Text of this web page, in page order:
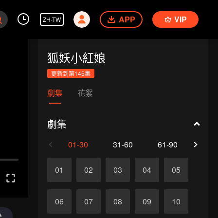
ZH-TW APP VIP
狐妖小紅娘
更新到第145集
劇集 花絮
劇集
01-30 31-60 61-90
01 02 03 04 05
06 07 08 09 10